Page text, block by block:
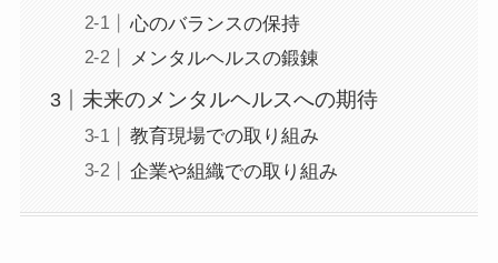
心のバランスの保持
メンタルヘルスの鍛錬
未来のメンタルヘルスへの期待
教育現場での取り組み
企業や組織での取り組み